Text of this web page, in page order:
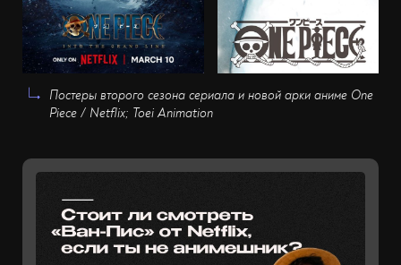
Постеры второго сезона сериала и новой арки аниме One
Piece / Netflix; Toei Animation